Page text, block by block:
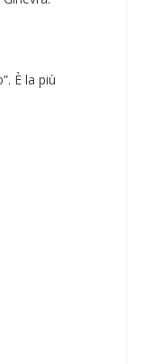
È la più